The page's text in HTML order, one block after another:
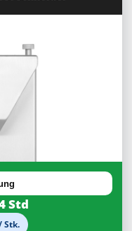
Std
Stk.